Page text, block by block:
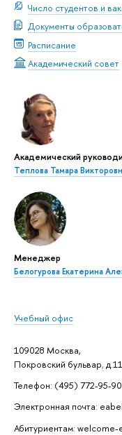
Число студентов и
Документы
Расписание
Академический совет
Академический
Теплова Тамара
Менеджер
Белогурова Екатерина
Учебный офис
109028 Москва,
Покровский бульвар,
Телефон: (495) 772-95-
Электронная почта:
Абитуриентам: welcome-